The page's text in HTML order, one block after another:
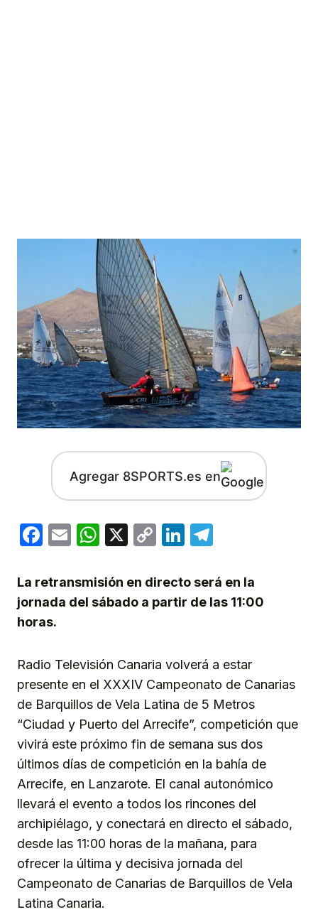
Agregar 8SPORTS.es en
Facebook
EmailWhatsApp
X
CopyLinkedIn
La retransmisión en directo será en la
jornada del sábado a partir de las 11:00
horas.
Radio Televisión Canaria volverá a estar
presente en el XXXIV Campeonato de Canarias
de Barquillos de Vela Latina de 5 Metros
“Ciudad y Puerto del Arrecife”, competición que
vivirá este próximo fin de semana sus dos
últimos días de competición en la bahía de
Arrecife, en Lanzarote. El canal autonómico
llevará el evento a todos los rincones del
archipiélago, y conectará en directo el sábado,
desde las 11:00 horas de la mañana, para
ofrecer la última y decisiva jornada del
Campeonato de Canarias de Barquillos de Vela
Latina Canaria.